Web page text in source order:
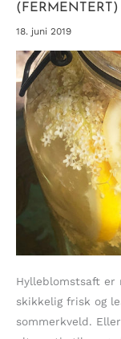
(FERMENTERT)
18. juni 2019
Hylleblomstsaft er
skikkelig frisk og
sommerkveld.